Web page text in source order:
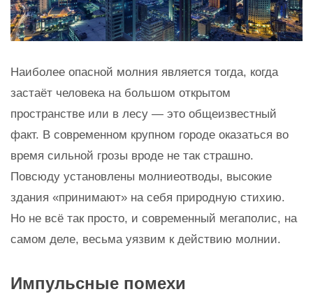
Наиболее опасной молния является тогда, когда
застаёт человека на большом открытом
пространстве или в лесу — это общеизвестный
факт. В современном крупном городе оказаться во
время сильной грозы вроде не так страшно.
Повсюду установлены молниеотводы, высокие
здания «принимают» на себя природную стихию.
Но не всё так просто, и современный мегаполис, на
самом деле, весьма уязвим к действию молнии.
Импульсные помехи